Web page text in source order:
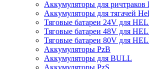
Аккумуляторы для
Аккумуляторы для тягачей
Тяговые батареи 24V для
Тяговые батареи 48V для
Тяговые батареи 80V для
Аккумуляторы PzB
Аккумуляторы для BULL
Аккумуляторы PzS